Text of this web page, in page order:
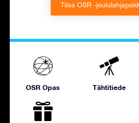
Tilaa OSR -
OSR Opas Tähtitiede